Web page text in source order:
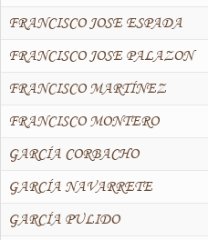
FRANCISCO JOSE ESPADA
FRANCISCO JOSE PALAZON
FRANCISCO MARTÍNEZ
FRANCISCO MONTERO
GARCÍA CORBACHO
GARCÍA NAVARRETE
GARCÍA PULIDO